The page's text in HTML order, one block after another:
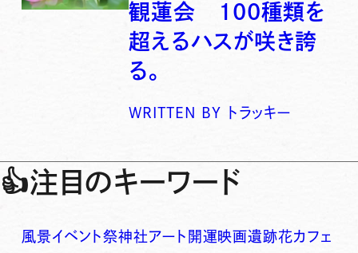
観蓮会 100種類を
超えるハスが咲き誇
る。
WRITTEN BY トラッキー
👍注目のキーワード
風景イベント祭神社アート 開運映画遺跡花カフェ